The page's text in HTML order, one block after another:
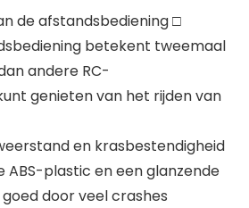
de afstandsbediening □
betekent tweemaal
andere RC-
genieten van het rijden van
en krasbestendigheid
plastic en een glanzende
door veel crashes